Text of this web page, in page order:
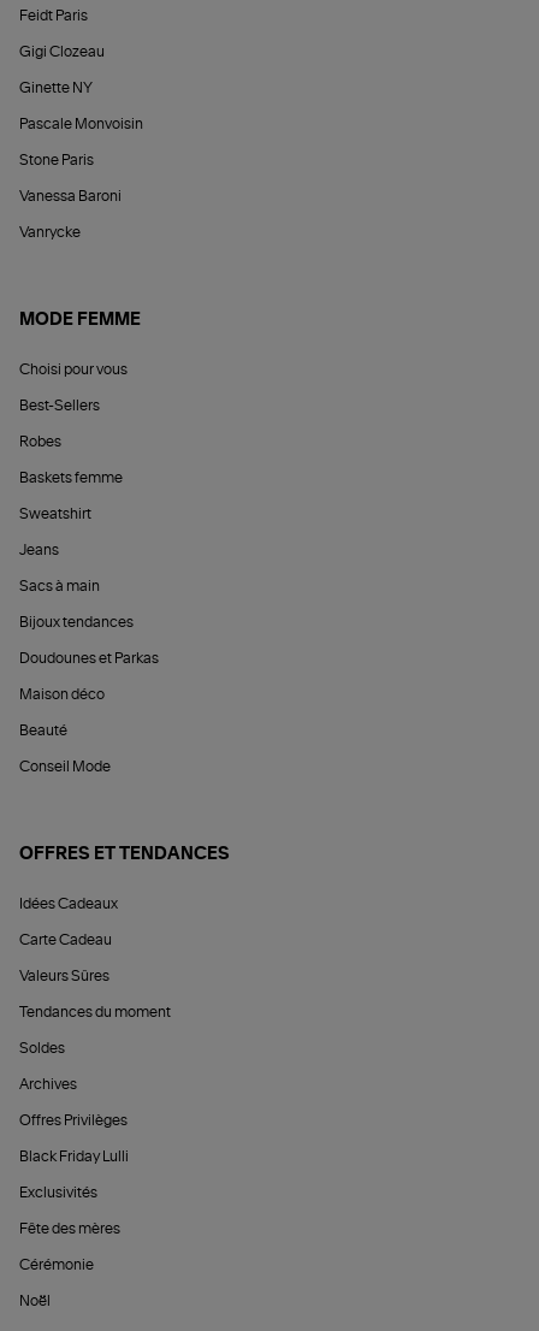
Feidt Paris
Gigi Clozeau
Ginette NY
Pascale Monvoisin
Stone Paris
Vanessa Baroni
Vanrycke
MODE FEMME
Choisi pour vous
Best-Sellers
Robes
Baskets femme
Sweatshirt
Jeans
Sacs à main
Bijoux tendances
Doudounes et Parkas
Maison déco
Beauté
Conseil Mode
OFFRES ET TENDANCES
Idées Cadeaux
Carte Cadeau
Valeurs Sûres
Tendances du moment
Soldes
Archives
Offres Privilèges
Black Friday Lulli
Exclusivités
Fête des mères
Cérémonie
Noël